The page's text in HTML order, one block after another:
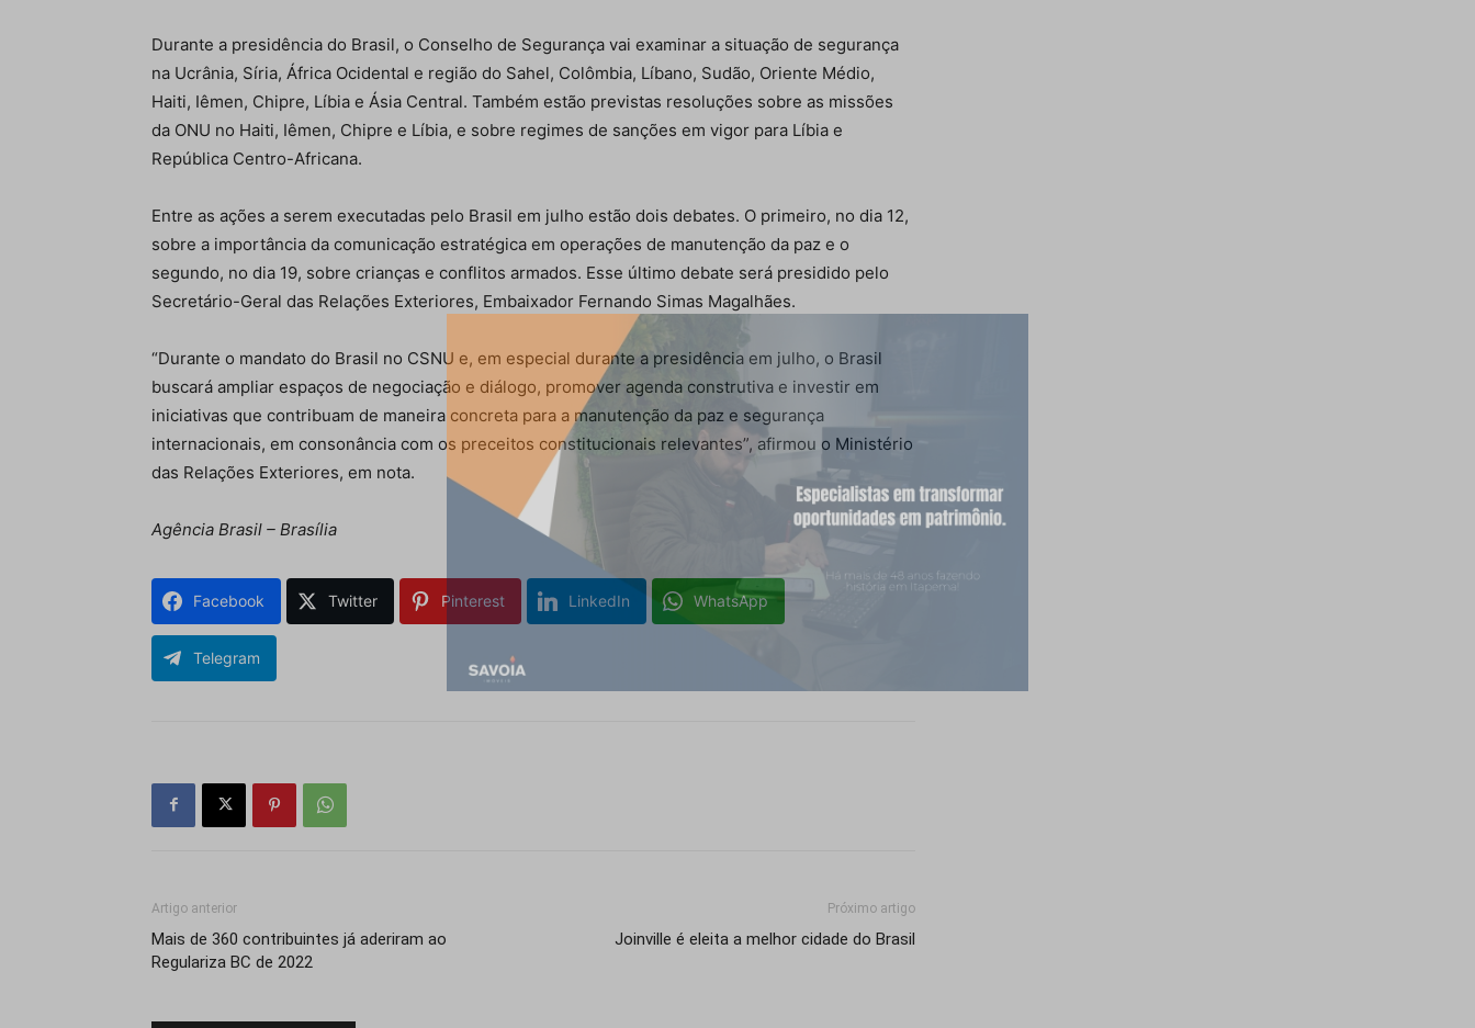
Durante a presidência do Brasil, o Conselho de Segurança vai examinar a situação de segurança
na Ucrânia, Síria, África Ocidental e região do Sahel, Colômbia, Líbano, Sudão, Oriente Médio,
Haiti, Iêmen, Chipre, Líbia e Ásia Central. Também estão previstas resoluções sobre as missões
da ONU no Haiti, Iêmen, Chipre e Líbia, e sobre regimes de sanções em vigor para Líbia e
República Centro-Africana.
Entre as ações a serem executadas pelo Brasil em julho estão dois debates. O primeiro, no dia 12,
sobre a importância da comunicação estratégica em operações de manutenção da paz e o
segundo, no dia 19, sobre crianças e conflitos armados. Esse último debate será presidido pelo
Secretário-Geral das Relações Exteriores, Embaixador Fernando Simas Magalhães.
“Durante o mandato do Brasil no CSNU e, em especial durante a presidência em julho, o Brasil
buscará ampliar espaços de negociação e diálogo, promover agenda construtiva e investir em
iniciativas que contribuam de maneira concreta para a manutenção da paz e segurança
internacionais, em consonância com os preceitos constitucionais relevantes”, afirmou o Ministério
das Relações Exteriores, em nota.
Agência Brasil – Brasília
Facebook Twitter Pinterest LinkedIn WhatsApp
Telegram
Artigo anterior
Mais de 360 contribuintes já aderiram ao
Regulariza BC de 2022
Próximo artigo
Joinville é eleita a melhor cidade do Brasil